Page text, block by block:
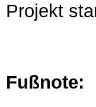
Projekt
Fußnote: